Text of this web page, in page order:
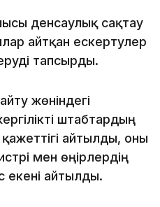
денсаулық сақтау
айтқан ескертулер
тапсырды.
жөніндегі
штабтардың
айтылды, оны
мен өңірлердің
екені айтылды.